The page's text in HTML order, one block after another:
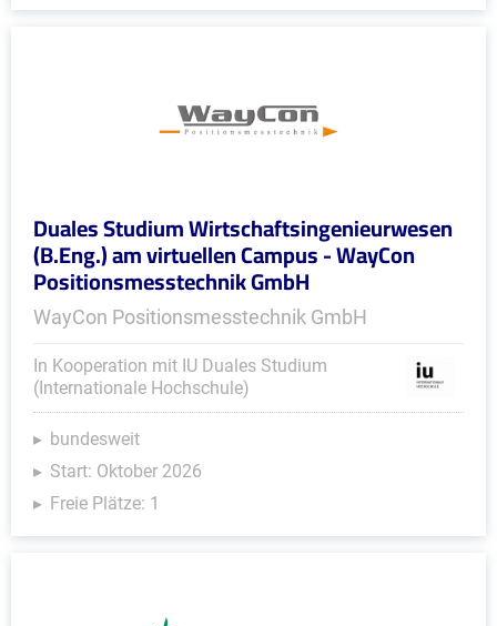
Duales Studium Wirtschaftsingenieurwesen
(B.Eng.) am virtuellen Campus - WayCon
Positionsmesstechnik GmbH
WayCon Positionsmesstechnik GmbH
In Kooperation mit IU Duales Studium
(Internationale Hochschule)
bundesweit
Start: Oktober 2026
Freie Plätze: 1